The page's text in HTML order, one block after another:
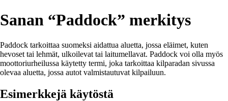
Sanan “Paddock” merkitys
Paddock tarkoittaa suomeksi aidattua aluetta, jossa eläimet, kuten
hevoset tai lehmät, ulkoilevat tai laitumellavat. Paddock voi olla myös
moottoriurheilussa käytetty termi, joka tarkoittaa kilparadan sivussa
olevaa aluetta, jossa autot valmistautuvat kilpailuun.
Esimerkkejä käytöstä